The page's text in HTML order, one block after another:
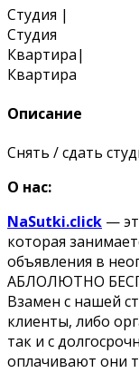
Студия |
Студия
Квартира|
Квартира
Описание
Снять / сдать
О нас:
NaSutki.click —
которая
объявления в
АБЛОЛЮТНО
Взамен с нашей
клиенты, либо
так и с
оплачивают они